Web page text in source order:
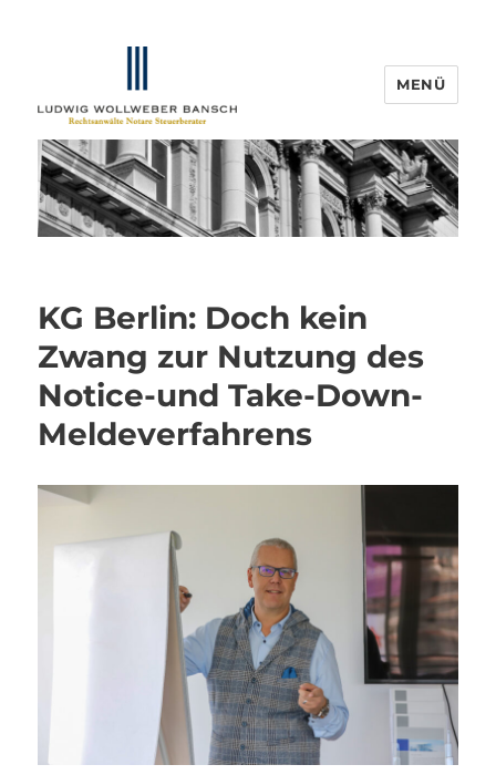
IP-Blogger.de
MENÜ
KG Berlin: Doch kein
Zwang zur Nutzung des
Notice-und Take-Down-
Meldeverfahrens